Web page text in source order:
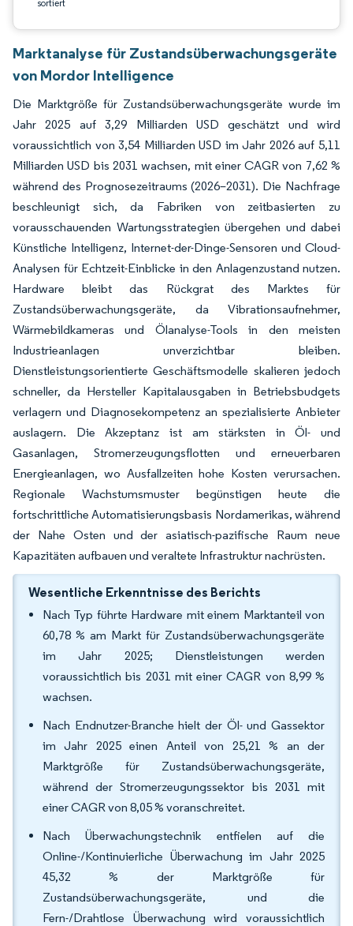
sortiert
Marktanalyse für Zustandsüberwachungsgeräte
von Mordor Intelligence
Die Marktgröße für Zustandsüberwachungsgeräte wurde im
Jahr 2025 auf 3,29 Milliarden USD geschätzt und wird
voraussichtlich von 3,54 Milliarden USD im Jahr 2026 auf 5,11
Milliarden USD bis 2031 wachsen, mit einer CAGR von 7,62 %
während des Prognosezeitraums (2026–2031). Die Nachfrage
beschleunigt sich, da Fabriken von zeitbasierten zu
vorausschauenden Wartungsstrategien übergehen und dabei
Künstliche Intelligenz, Internet-der-Dinge-Sensoren und Cloud-
Analysen für Echtzeit-Einblicke in den Anlagenzustand nutzen.
Hardware bleibt das Rückgrat des Marktes für
Zustandsüberwachungsgeräte, da Vibrationsaufnehmer,
Wärmebildkameras und Ölanalyse-Tools in den meisten
Industrieanlagen unverzichtbar bleiben.
Dienstleistungsorientierte Geschäftsmodelle skalieren jedoch
schneller, da Hersteller Kapitalausgaben in Betriebsbudgets
verlagern und Diagnosekompetenz an spezialisierte Anbieter
auslagern. Die Akzeptanz ist am stärksten in Öl- und
Gasanlagen, Stromerzeugungsflotten und erneuerbaren
Energieanlagen, wo Ausfallzeiten hohe Kosten verursachen.
Regionale Wachstumsmuster begünstigen heute die
fortschrittliche Automatisierungsbasis Nordamerikas, während
der Nahe Osten und der asiatisch-pazifische Raum neue
Kapazitäten aufbauen und veraltete Infrastruktur nachrüsten.
Wesentliche Erkenntnisse des Berichts
Nach Typ führte Hardware mit einem Marktanteil von
60,78 % am Markt für Zustandsüberwachungsgeräte
im Jahr 2025; Dienstleistungen werden
voraussichtlich bis 2031 mit einer CAGR von 8,99 %
wachsen.
Nach Endnutzer-Branche hielt der Öl- und Gassektor
im Jahr 2025 einen Anteil von 25,21 % an der
Marktgröße für Zustandsüberwachungsgeräte,
während der Stromerzeugungssektor bis 2031 mit
einer CAGR von 8,05 % voranschreitet.
Nach Überwachungstechnik entfielen auf die
Online-/Kontinuierliche Überwachung im Jahr 2025
45,32 % der Marktgröße für
Zustandsüberwachungsgeräte, und die
Fern-/Drahtlose Überwachung wird voraussichtlich